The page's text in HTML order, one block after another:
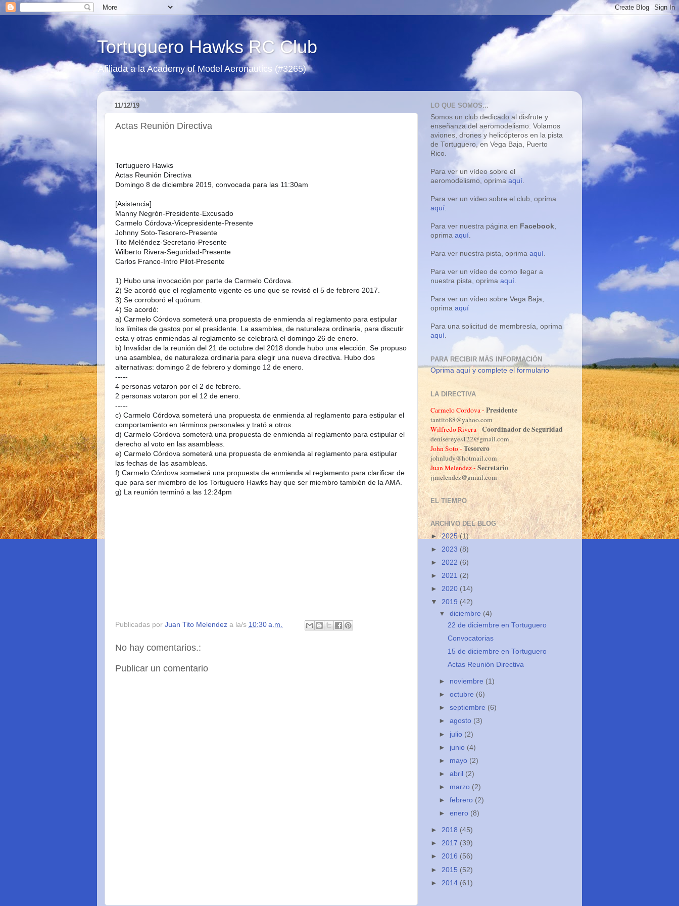
Tortuguero Hawks RC Club
Afiliada a la Academy of Model Aeronautics (#3265)
11/12/19
Actas Reunión Directiva
a) Carmelo Córdova someterá una propuesta de enmienda al reglamento para estipular
los límites de gastos por el presidente. La asamblea, de naturaleza ordinaria, para discutir
b) Invalidar de la reunión del 21 de octubre del 2018 donde hubo una elección. Se propuso
una asamblea, de naturaleza ordinaria para elegir una nueva directiva. Hubo dos
c) Carmelo Córdova someterá una propuesta de enmienda al reglamento para estipular el
d) Carmelo Córdova someterá una propuesta de enmienda al reglamento para estipular el
derecho al voto en las asambleas.
e) Carmelo Córdova someterá una propuesta de enmienda al reglamento para estipular
f) Carmelo Córdova someterá una propuesta de enmienda al reglamento para clarificar de
g) La reunión terminó a las 12:24pm
Publicadas por Juan Tito Melendez a la/s 10:30 a.m.
No hay comentarios.:
Publicar un comentario
LO QUE SOMOS...
Somos un club dedicado al disfrute y
enseñanza del aeromodelismo. Volamos
aviones, drones y helicópteros en la pista
de Tortuguero, en Vega Baja, Puerto
Rico.
Para ver un vídeo sobre el
aeromodelismo, oprima aquí
Para ver un video sobre el club, oprima
aquí
Para ver nuestra página en Facebook
oprima aquí
Para ver nuestra pista, oprima aquí
Para ver un vídeo de como llegar a
nuestra pista, oprima aquí
Para ver un vídeo sobre Vega Baja,
oprima aquí
Para una solicitud de membresía, oprima
aquí
PARA RECIBIR MÁS INFORMACIÓN
Oprima aquí y complete el formulario
LA DIRECTIVA
Carmelo Cordova - Presidente
tantito88@yahoo.com
Wilfredo Rivera - Coordinador de Seguridad
denisereyes122@gmail.com
John Soto -Tesorero
johnludy@hotmail.com
Juan Melendez -Secretario
jjmelendez@gmail.com
EL TIEMPO
ARCHIVO DEL BLOG
►2025(1)
► 2023 (8)
► 2022 (6)
► 2021 (2)
► 2020 (14)
▼ 2019 (42)
▼diciembre (4)
22 de diciembre en Tortuguero
Convocatorias
15 de diciembre en Tortuguero
Actas Reunión Directiva
► noviembre (1)
►octubre (6)
►septiembre (6)
►agosto (3)
► julio (2)
► junio (4)
► mayo (2)
►abril (2)
► marzo (2)
►febrero (2)
►enero (8)
► 2018 (45)
► 2017 (39)
► 2016 (56)
► 2015 (52)
► 2014 (61)